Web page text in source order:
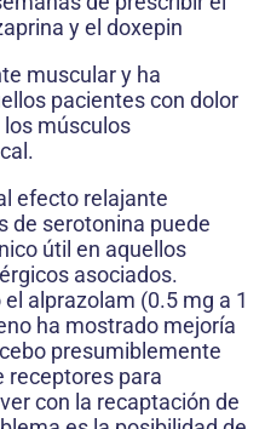
y el doxepin
muscular y ha
pacientes con dolor
músculos
efecto relajante
de serotonina puede
útil en aquellos
asociados.
alprazolam (0.5 mg a 1
ha mostrado mejoría
presumiblemente
receptores para
con la recaptación de